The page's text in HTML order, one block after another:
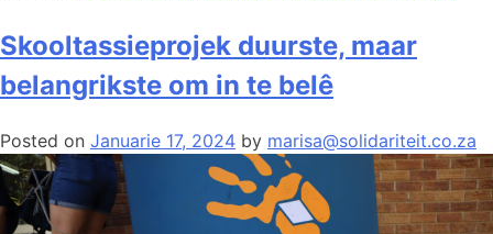
Skooltassieprojek duurste, maar
belangrikste om in te belê
Posted on Januarie 17, 2024 by marisa@solidariteit.co.za